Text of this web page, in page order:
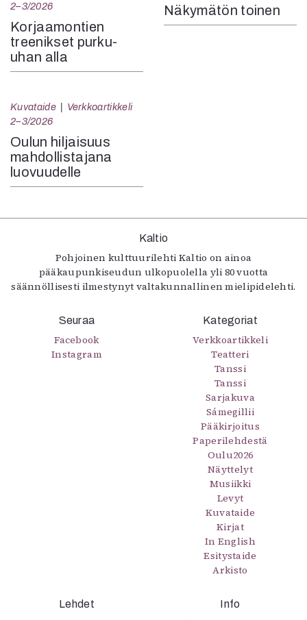
2–3/2026
Korjaamontien
treenikset purku-
uhan alla
Näkymätön toinen
Kuvataide
Verkkoartikkeli
2–3/2026
Oulun hiljaisuus
mahdollistajana
luovuudelle
Kaltio
Pohjoinen kulttuurilehti Kaltio on ainoa
pääkaupunkiseudun ulkopuolella yli 80 vuotta
säännöllisesti ilmestynyt valtakunnallinen mielipidelehti.
Seuraa
Facebook
Instagram
Kategoriat
Verkkoartikkeli
Teatteri
Tanssi
Tanssi
Sarjakuva
Sámegillii
Pääkirjoitus
Paperilehdestä
Oulu2026
Näyttelyt
Musiikki
Levyt
Kuvataide
Kirjat
In English
Esitystaide
Arkisto
Lehdet Info